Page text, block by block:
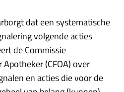
dat een systematische
volgende acties
de Commissie
(CFOA) over
en acties die voor de